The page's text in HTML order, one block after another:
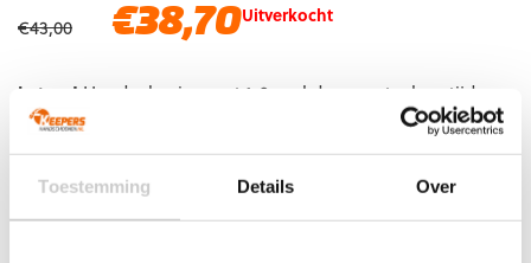
Toestemming Details Over
€43,00
Oorspronkelijke
€43,00.
€38,70Huidige
€38,70.
Uitverkocht
Let op! Houd rekening met 1-2 werkdagen extra levertijd
voor bedrukte artikelen.
Bedrukte artikelen kunnen wij helaas niet terugnemen.
EAN:5061030550069 Artikelnummer:
5061030550069
Categorieën:Accessoires,Handschoenreiniger,Nieuw